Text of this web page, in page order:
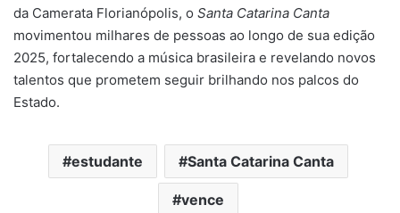
da Camerata Florianópolis, o Santa Catarina Canta
movimentou milhares de pessoas ao longo de sua edição
2025, fortalecendo a música brasileira e revelando novos
talentos que prometem seguir brilhando nos palcos do
Estado.
estudante Santa Catarina Canta
vence